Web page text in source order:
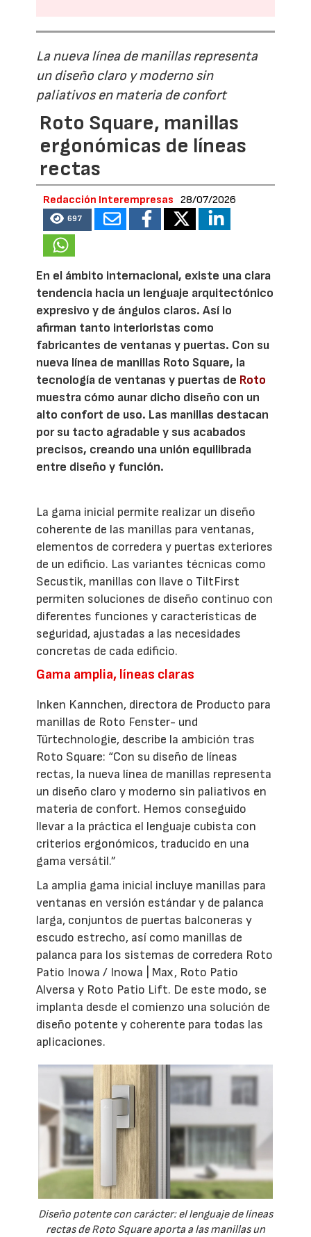
La nueva línea de manillas representa
un diseño claro y moderno sin
paliativos en materia de confort
Roto Square, manillas
ergonómicas de líneas
rectas
Redacción Interempresas 28/07/2026
697
En el ámbito internacional, existe una clara
tendencia hacia un lenguaje arquitectónico
expresivo y de ángulos claros. Así lo
afirman tanto interioristas como
fabricantes de ventanas y puertas. Con su
nueva línea de manillas Roto Square, la
tecnología de ventanas y puertas de Roto
muestra cómo aunar dicho diseño con un
alto confort de uso. Las manillas destacan
por su tacto agradable y sus acabados
precisos, creando una unión equilibrada
entre diseño y función.
La gama inicial permite realizar un diseño
coherente de las manillas para ventanas,
elementos de corredera y puertas exteriores
de un edificio. Las variantes técnicas como
Secustik, manillas con llave o TiltFirst
permiten soluciones de diseño continuo con
diferentes funciones y características de
seguridad, ajustadas a las necesidades
concretas de cada edificio.
Gama amplia, líneas claras
Inken Kannchen, directora de Producto para
manillas de Roto Fenster- und
Türtechnologie, describe la ambición tras
Roto Square: “Con su diseño de líneas
rectas, la nueva línea de manillas representa
un diseño claro y moderno sin paliativos en
materia de confort. Hemos conseguido
llevar a la práctica el lenguaje cubista con
criterios ergonómicos, traducido en una
gama versátil.”
La amplia gama inicial incluye manillas para
ventanas en versión estándar y de palanca
larga, conjuntos de puertas balconeras y
escudo estrecho, así como manillas de
palanca para los sistemas de corredera Roto
Patio Inowa / Inowa | Max, Roto Patio
Alversa y Roto Patio Lift. De este modo, se
implanta desde el comienzo una solución de
diseño potente y coherente para todas las
aplicaciones.
Diseño potente con carácter: el lenguaje de líneas
rectas de Roto Square aporta a las manillas un